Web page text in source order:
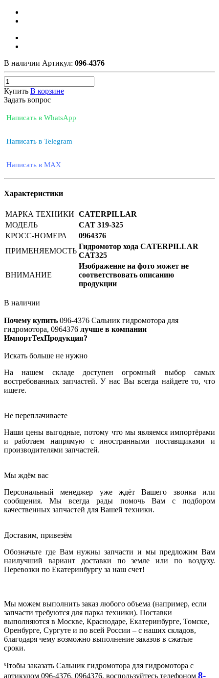
В наличии Артикул: 096-4376
Купить В корзине
Задать вопрос
Написать в WhatsApp
Написать в Telegram
Написать в MAX
Характеристики
МАРКА ТЕХНИКИ CATERPILLAR
МОДЕЛЬ
CAT 319-325
КРОСС-НОМЕРА
0964376
ПРИМЕНЯЕМОСТЬ
Гидромотор хода CATERPILLAR
CAT325
ВНИМАНИЕ
Изображение на фото может не
соответствовать описанию
продукции
В наличии
Почему купить 096-4376 Сальник гидромотора для
гидромотора, 0964376 лучше в компании
ИмпортТехПродукция?
Искать больше не нужно
На нашем складе доступен огромный выбор самых
востребованных запчастей. У нас Вы всегда найдете то, что
ищете.
Не переплачиваете
Наши цены выгодные, потому что мы являемся импортёрами
и работаем напрямую с иностранными поставщиками и
производителями запчастей.
Мы ждём вас
Персональный менеджер уже ждёт Вашего звонка или
сообщения. Мы всегда рады помочь Вам с подбором
качественных запчастей для Вашей техники.
Доставим, привезём
Обозначьте где Вам нужны запчасти и мы предложим Вам
наилучший вариант доставки по земле или по воздуху.
Перевозки по Екатеринбургу за наш счет!
Мы можем выполнить заказ любого объема (например, если
запчасти требуются для парка техники). Поставки
выполняются в Москве, Краснодаре, Екатеринбурге, Томске,
Оренбурге, Сургуте и по всей России – с наших складов,
благодаря чему возможно выполнение заказов в сжатые
сроки.
Чтобы заказать Сальник гидромотора для гидромотора с
артикулом 096-4376, 0964376, воспользуйтесь телефоном 8-